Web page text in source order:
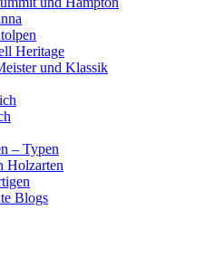
Heritage
und Klassik
– Typen
Holzarten
Blogs